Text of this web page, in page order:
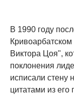
В 1990 году
Виктора Цоя",
поклонения
исписали стену
цитатами из